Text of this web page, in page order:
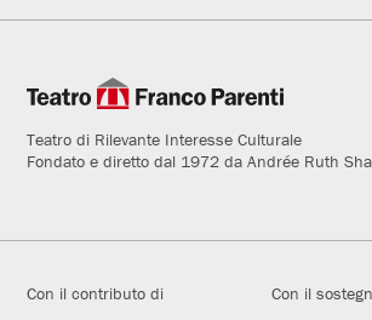
Teatro di Rilevante Interesse Culturale
Fondato e diretto dal 1972 da Andrée Ruth
Con il contributo di Con il